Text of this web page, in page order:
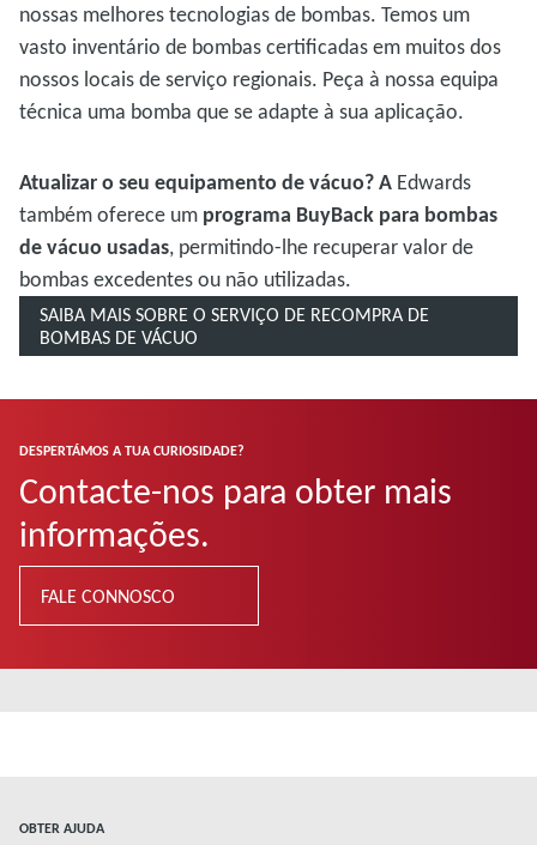
nossas melhores tecnologias de bombas. Temos um
vasto inventário de bombas certificadas em muitos dos
nossos locais de serviço regionais. Peça à nossa equipa
técnica uma bomba que se adapte à sua aplicação.
Atualizar o seu equipamento de vácuo? A Edwards
também oferece um programa BuyBack para bombas
de vácuo usadas, permitindo-lhe recuperar valor de
bombas excedentes ou não utilizadas.
SAIBA MAIS SOBRE O SERVIÇO DE RECOMPRA DE
BOMBAS DE VÁCUO
DESPERTÁMOS A TUA CURIOSIDADE?
Contacte-nos para obter mais
informações.
FALE CONNOSCO
OBTER AJUDA